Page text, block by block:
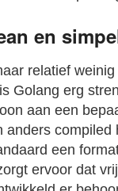
en
relatief
Golang erg
aan een
anders compiled
een
ervoor dat